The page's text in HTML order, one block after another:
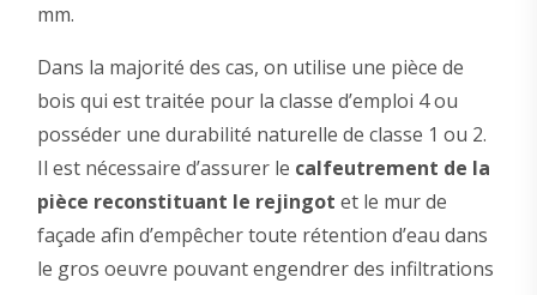
mm.
Dans la majorité des cas, on utilise une pièce de
bois qui est traitée pour la classe d’emploi 4 ou
posséder une durabilité naturelle de classe 1 ou 2.
Il est nécessaire d’assurer le calfeutrement de la
pièce reconstituant le rejingot et le mur de
façade afin d’empêcher toute rétention d’eau dans
le gros oeuvre pouvant engendrer des infiltrations